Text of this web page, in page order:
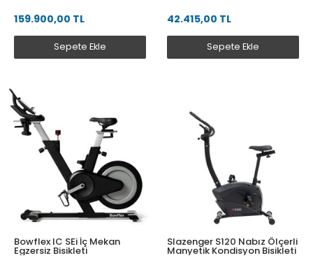
159.900,00 TL
Sepete Ekle
42.415,00 TL
Sepete Ekle
Bowflex IC SEi İç Mekan
Egzersiz Bisikleti
Slazenger S120 Nabız Ölçerli
Manyetik Kondisyon Bisikleti